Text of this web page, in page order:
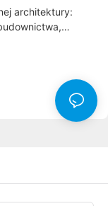
architektury: